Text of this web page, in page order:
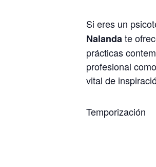
Si eres un
Nalandate
prácticas
profesional
vital de
Temporización